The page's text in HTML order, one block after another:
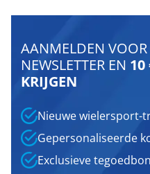
AANMELDEN
NEWSLETTER EN 10
KRIJGEN
Nieuwe wielersport-
Gepersonaliseerde
Exclusieve